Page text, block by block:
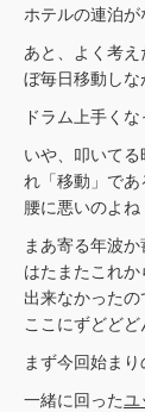
ホテルの連泊
あと、よく考え
ぼ毎日移動し
ドラム上手くな
いや、叩いて
れ「移動」であ
腰に悪いのよ
まあ寄る年波か
はたまたこれ
出来なかったの
ここにずどどど
まず今回始ま
一緒に回ったユ